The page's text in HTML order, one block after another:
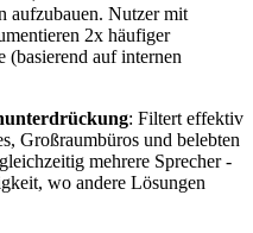
aufzubauen. Nutzer mit
2x häufiger
(basierend auf internen
: Filtert effektiv
Großraumbüros und belebten
mehrere Sprecher -
wo andere Lösungen